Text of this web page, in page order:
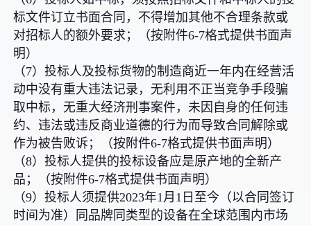
标文件订立书面合同，不得增加其他不合理条款或
对招标人的额外要求；（按附件6-7格式提供书面声
明）
（7）投标人及投标货物的制造商近一年内在经营活
动中没有重大违法记录，无利用不正当竞争手段骗
取中标，无重大经济刑事案件，未因自身的任何违
约、违法或违反商业道德的行为而导致合同解除或
作为被告败诉；（按附件6-7格式提供书面声明）
（8）投标人提供的投标设备应是原产地的全新产
品；（按附件6-7格式提供书面声明）
（9）投标人须提供2023年1月1日至今（以合同签订
时间为准）同品牌同类型的设备在全球范围内市场